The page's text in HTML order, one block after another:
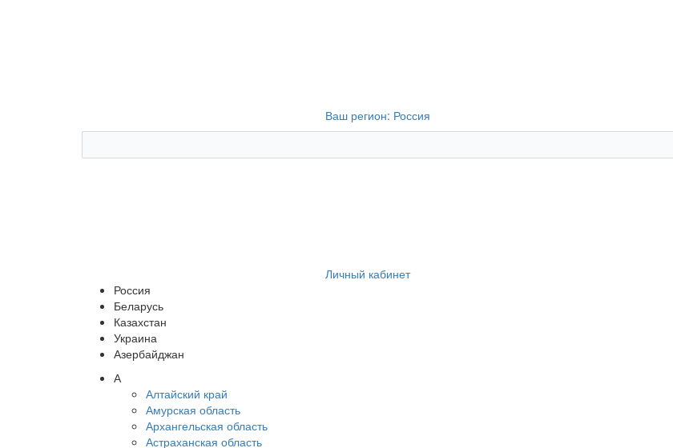
Ваш регион: Россия
Личный кабинет
Россия
Беларусь
Казахстан
Украина
Азербайджан
А
Алтайский край
Амурская область
Архангельская область
Астраханская область